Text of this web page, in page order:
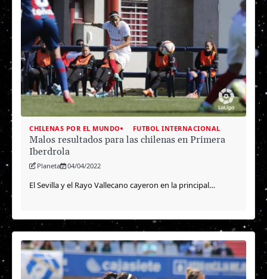
CHILENAS POR EL MUNDO FUTBOL INTERNACIONAL
Malos resultados para las chilenas en Primera
Iberdrola
Planeta 04/04/2022
El Sevilla y el Rayo Vallecano cayeron en la principal…